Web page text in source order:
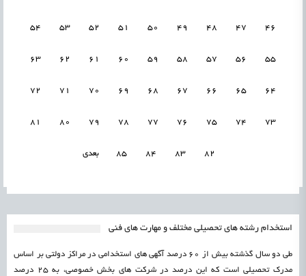
46
47
48
49
50
51
52
53
54
55
56
57
58
59
60
61
62
63
64
65
66
67
68
69
70
71
72
73
74
75
76
77
78
79
80
81
82
83
84
85 بعدی
استخدام رشته های تحصیلی مختلف و مهارت های فنی
طی دو سال گذشته بیش از 60 درصد آگهی های استخدامی در مراکز دولتی بر اساس
مدرک تحصیلی است که این درصد در شرکت های بخش خصوصی، به 25 درصد